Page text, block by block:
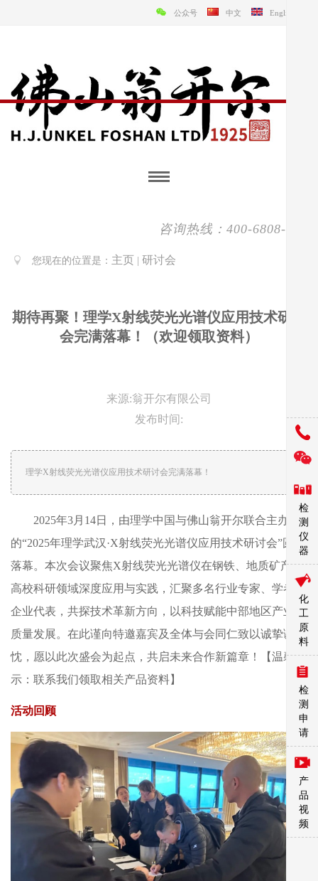
公众号 中文 English
咨询热线：400-6808-138
您现在的位置是： 主页 研讨会
期待再聚！理学X射线荧光光谱仪应用技术研讨
会完满落幕！（欢迎领取资料）
来源:翁开尔有限公司
发布时间:
理学X射线荧光光谱仪应用技术研讨会完满落幕！
2025年3月14日，由理学中国与佛山翁开尔联合主办
的“2025年理学武汉·X射线荧光光谱仪应用技术研讨会”圆满
落幕。本次会议聚焦X射线荧光光谱仪在钢铁、地质矿产及
高校科研领域深度应用与实践，汇聚多名行业专家、学者及
企业代表，共探技术革新方向，以科技赋能中部地区产业高
质量发展。在此谨向特邀嘉宾及全体与会同仁致以诚挚谢
忱，愿以此次盛会为起点，共启未来合作新篇章！【温馨提
示：联系我们领取相关产品资料】
活动回顾
检
测
仪
器
化
工
原
料
检
测
申
请
产
品
视
频